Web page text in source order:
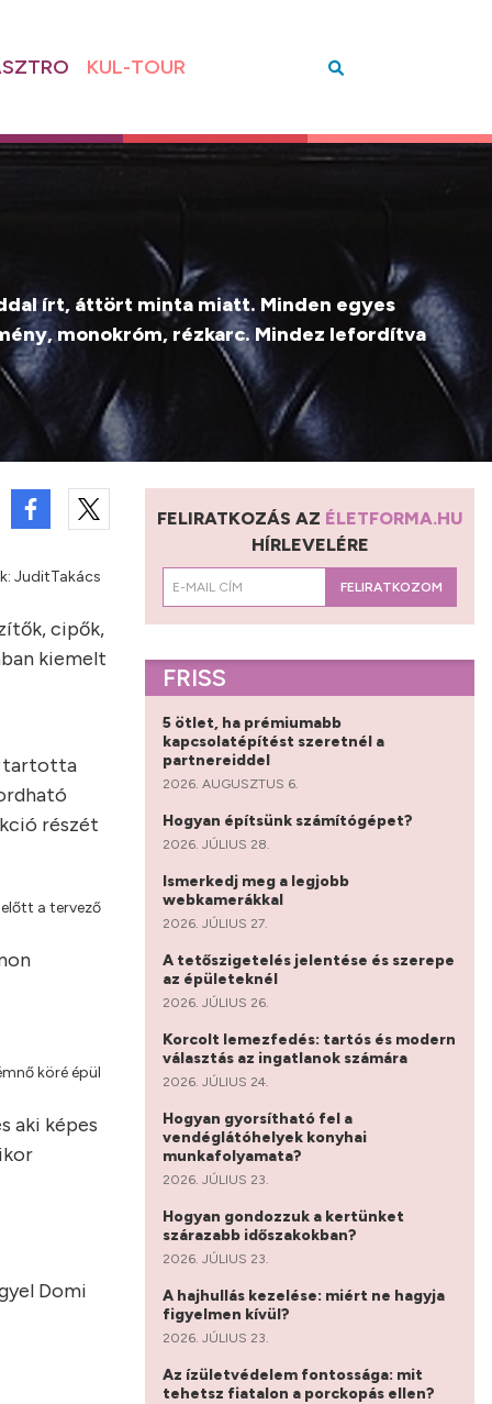
KUL-TOUR
írt, áttört minta miatt. Minden egyes
monokróm, rézkarc. Mindez lefordítva
JuditTakács
cipők,
kiemelt
tartotta
részét
a tervező
köré épül
aki képes
Domi
FELIRATKOZÁS AZ ÉLETFORMA.HU
HÍRLEVELÉRE
FELIRATKOZOM
FRISS
5 ötlet, ha prémiumabb
kapcsolatépítést szeretnél a
partnereiddel
2026. AUGUSZTUS 6.
Hogyan építsünk számítógépet?
2026. JÚLIUS 28.
Ismerkedj meg a legjobb
webkamerákkal
2026. JÚLIUS 27.
A tetőszigetelés jelentése és szerepe
az épületeknél
2026. JÚLIUS 26.
Korcolt lemezfedés: tartós és modern
választás az ingatlanok számára
2026. JÚLIUS 24.
Hogyan gyorsítható fel a
vendéglátóhelyek konyhai
munkafolyamata?
2026. JÚLIUS 23.
Hogyan gondozzuk a kertünket
szárazabb időszakokban?
2026. JÚLIUS 23.
A hajhullás kezelése: miért ne hagyja
figyelmen kívül?
2026. JÚLIUS 23.
Az ízületvédelem fontossága: mit
tehetsz fiatalon a porckopás ellen?